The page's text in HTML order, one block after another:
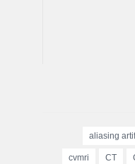
aliasing
CT
cvmri